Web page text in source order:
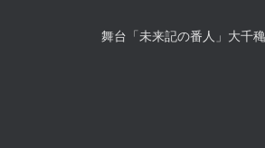
舞台「未来記の番人」大千穐